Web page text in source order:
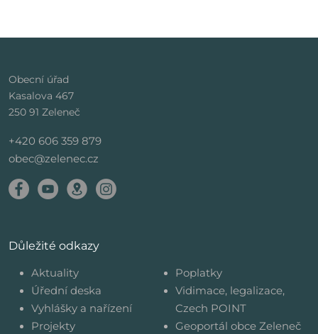
Obecní úřad
Kasalova 467
250 91 Zeleneč
+420 606 359 879
obec@zelenec.cz
Důležité odkazy
Aktuality
Úřední deska
Vyhlášky a nařízení
Projekty
Poplatky
Vidimace, legalizace,
Czech POINT
Geoportál obce Zeleneč